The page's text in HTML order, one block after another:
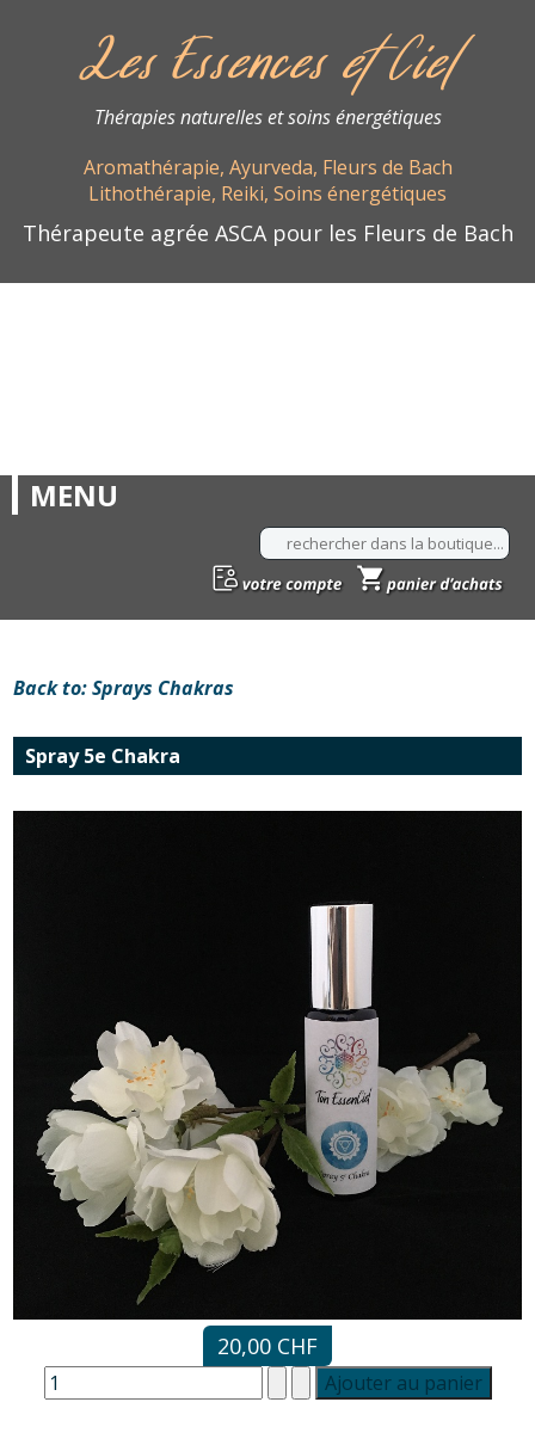
Les Essences et Ciel
Thérapies naturelles et soins énergétiques
Aromathérapie, Ayurveda, Fleurs de Bach
Lithothérapie, Reiki, Soins énergétiques
Thérapeute agrée ASCA pour les Fleurs de Bach
MENU
Back to: Sprays Chakras
Spray 5e Chakra
20,00 CHF